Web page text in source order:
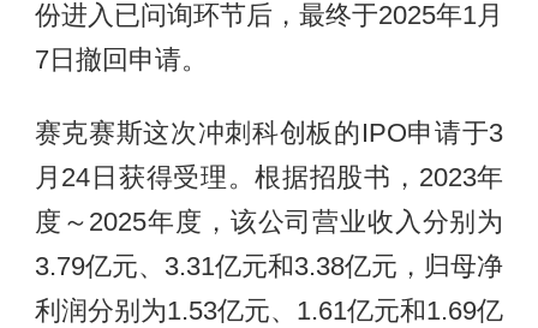
份进入已问询环节后，最终于2025年1月
7日撤回申请。
赛克赛斯这次冲刺科创板的IPO申请于3
月24日获得受理。根据招股书，2023年
度～2025年度，该公司营业收入分别为
3.79亿元、3.31亿元和3.38亿元，归母净
利润分别为1.53亿元、1.61亿元和1.69亿